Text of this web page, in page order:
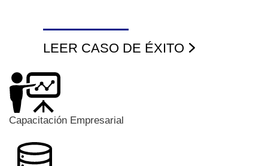
LEER CASO DE ÉXITO
Capacitación Empresarial